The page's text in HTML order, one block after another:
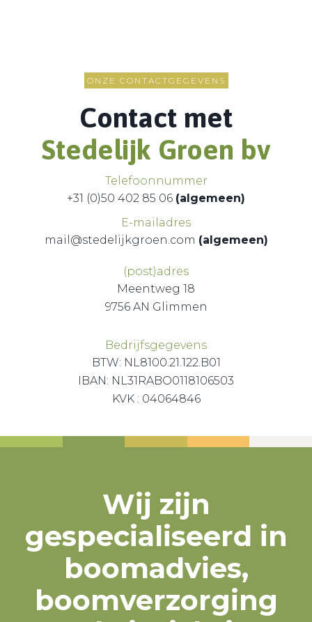
ONZE CONTACTGEGEVENS
Contact met
Stedelijk Groen bv
Telefoonnummer
+31 (0)50 402 85 06 (algemeen)
E-mailadres
mail@stedelijkgroen.com (algemeen)
(post)adres
Meentweg 18
9756 AN Glimmen
Bedrijfsgegevens
BTW: NL8100.21.122.B01
IBAN: NL31RABO0118106503
KVK : 04064846
Wij zijn
gespecialiseerd in
boomadvies,
boomverzorging